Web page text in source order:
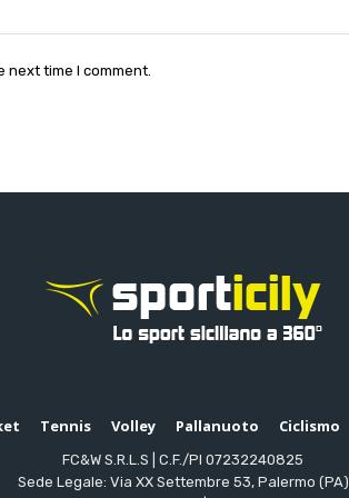
next time I comment.
Tennis Volley Pallanuoto Ciclismo
FC&W S.R.L.S | C.F./PI 07232240825
Sede Legale: Via XX Settembre 53, Palermo (PA)